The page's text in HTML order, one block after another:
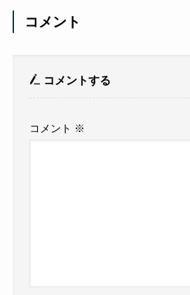
コメント
コメントする
コメント ※